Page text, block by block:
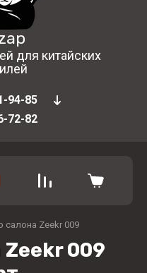
для китайских
94-85
72-82
салона Zeekr 009
009